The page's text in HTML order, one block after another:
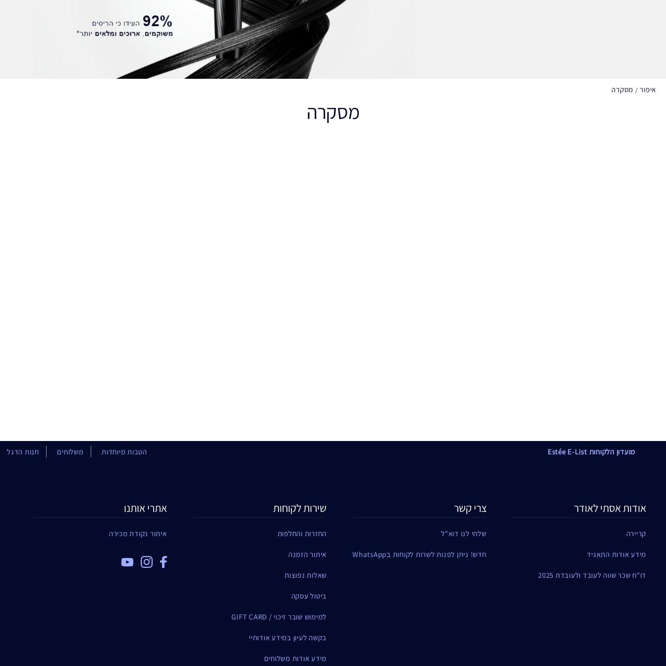
איפור מסקרה
מסקרה
מועדון הלקוחות Estée E-List הטבות מיוחדות משלוחים חנות הדגל
אודות אסתי לאודר
קריירה
מידע אודות התאגיד
דו"ח שכר שווה לעובד ולעובדת 2025
צרי קשר
שלחי לנו דוא"ל
חדש! ניתן לפנות לשרות לקוחות בWhatsApp
שירות לקוחות
החזרות והחלפות
איתור הזמנה
שאלות נפוצות
ביטול עסקה
למימוש שובר זיכוי / GIFT CARD
בקשה לעיון במידע אודותיי
מידע אודות משלוחים
אתרי אותנו
איתור נקודת מכירה